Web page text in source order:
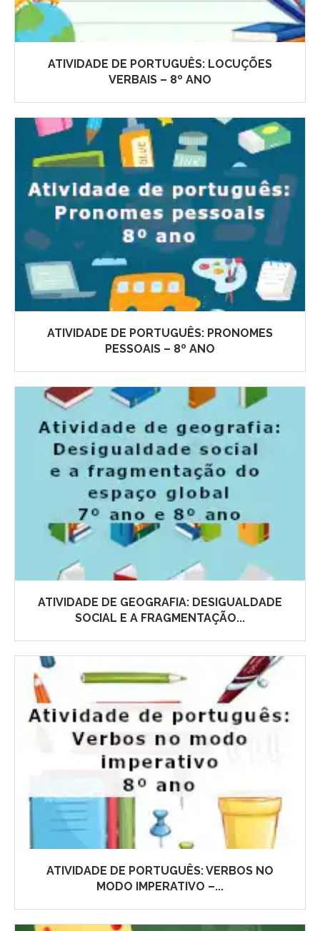
ATIVIDADE DE PORTUGUÊS: LOCUÇÕES
VERBAIS – 8º ANO
ATIVIDADE DE PORTUGUÊS: PRONOMES
PESSOAIS – 8º ANO
ATIVIDADE DE GEOGRAFIA: DESIGUALDADE
SOCIAL E A FRAGMENTAÇÃO...
ATIVIDADE DE PORTUGUÊS: VERBOS NO
MODO IMPERATIVO –...